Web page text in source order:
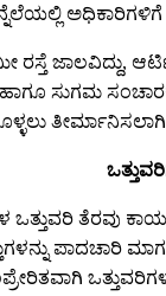
ರಸ್ತೆ
ಹಾಗೂ ಸುಗಮ
ತೆರವು
ಪಾದಚಾರಿ